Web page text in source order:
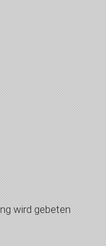
wird gebeten